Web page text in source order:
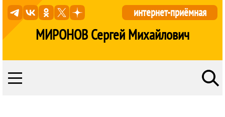
МИРОНОВ Сергей Михайлович
интернет-приёмная